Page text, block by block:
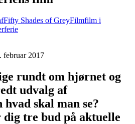
Fifty Shades of GreyFilmfilm i
februar 2017
rundt om hjørnet og
udvalg af
skal man se?
tre bud på aktuelle